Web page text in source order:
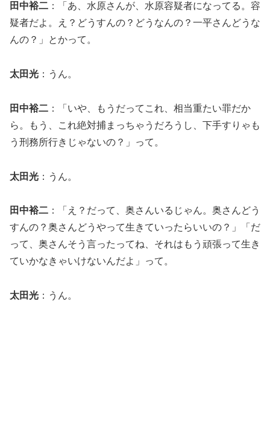
田中裕二 ：「あ、水原さんが、水原容疑者になってる。容
疑者だよ。え？どうすんの？どうなんの？一平さんどうな
んの？」とかって。
太田光 ：うん。
田中裕二 ：「いや、もうだってこれ、相当重たい罪だか
ら。もう、これ絶対捕まっちゃうだろうし、下手すりゃも
う刑務所行きじゃないの？」って。
太田光 ：うん。
田中裕二 ：「え？だって、奥さんいるじゃん。奥さんどう
すんの？奥さんどうやって生きていったらいいの？」「だ
って、奥さんそう言ったってね、それはもう頑張って生き
ていかなきゃいけないんだよ」って。
太田光 ：うん。